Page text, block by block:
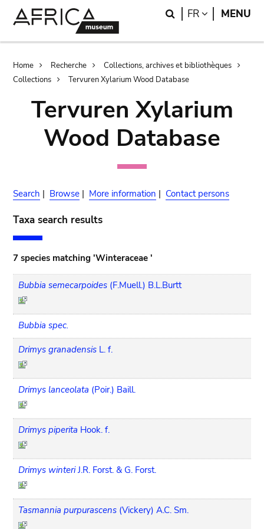
Search
FR LANGUAGE
MENU
Breadcrumb
Home Recherche
Collections, archives et bibliothèques
Collections
Tervuren Xylarium Wood Database
Tervuren Xylarium
Wood Database
Search | Browse | More information | Contact persons
Taxa search results
7 species matching 'Winteraceae '
Bubbia semecarpoides (F.Muell.) B.L.Burtt
Bubbia spec.
Drimys granadensis L. f.
Drimys lanceolata (Poir.) Baill.
Drimys piperita Hook. f.
Drimys winteri J.R. Forst. & G. Forst.
Tasmannia purpurascens (Vickery) A.C. Sm.